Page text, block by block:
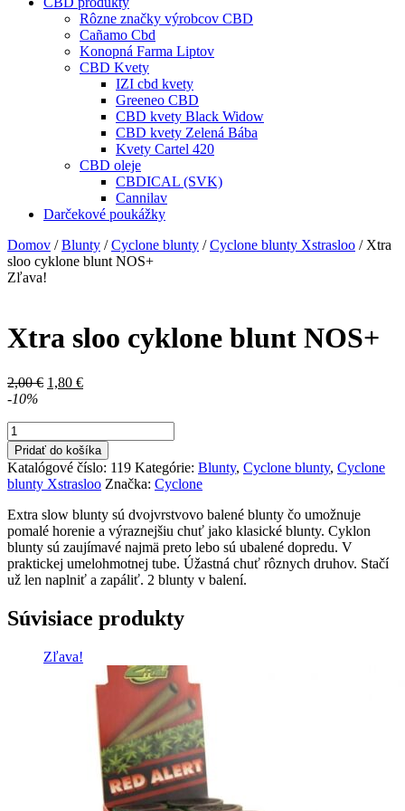
Rôzne značky výrobcov CBD
Cañamo Cbd
Konopná Farma Liptov
CBD Kvety
IZI cbd kvety
Greeneo CBD
CBD kvety Black Widow
CBD kvety Zelená Bába
Kvety Cartel 420
CBD oleje
CBDICAL (SVK)
Cannilav
Darčekové poukážky
Domov /Blunty /Cyclone blunty /Cyclone blunty Xstrasloo / Xtra
sloo cyklone blunt NOS+
Zľava!
Xtra sloo cyklone blunt NOS+
2,00€ Pôvodná
1,80 €Aktuálna
-10%
množstvo
Xtra
sloo
cyklone
blunt
NOS+
Pridať do košíka
Katalógové číslo: 119 Kategórie: Blunty, Cyclone blunty, Cyclone
blunty Xstrasloo Značka: Cyclone
Extra slow blunty sú dvojvrstvovo balené blunty čo umožnuje
pomalé horenie a výraznejšiu chuť jako klasické blunty. Cyklon
blunty sú zaujímavé najmä preto lebo sú ubalené dopredu. V
praktickej umelohmotnej tube. Úžastná chuť rôznych druhov. Stačí
už len naplniť a zapáliť. 2 blunty v balení.
Súvisiace produkty
Zľava!